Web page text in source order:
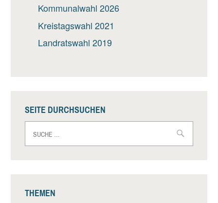
Kommunalwahl 2026
Kreistagswahl 2021
Landratswahl 2019
SEITE DURCHSUCHEN
nach:
THEMEN